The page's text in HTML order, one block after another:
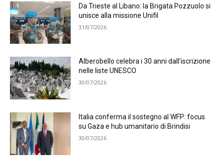
Da Trieste al Libano: la Brigata Pozzuolo si
unisce alla missione Unifil
31/07/2026
Alberobello celebra i 30 anni dall’iscrizione
nelle liste UNESCO
30/07/2026
Italia conferma il sostegno al WFP: focus
su Gaza e hub umanitario di Brindisi
30/07/2026